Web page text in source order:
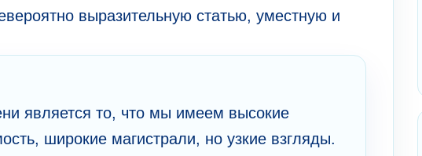
выразительную статью, уместную и
является то, что мы имеем высокие
широкие магистрали, но узкие взгляды.